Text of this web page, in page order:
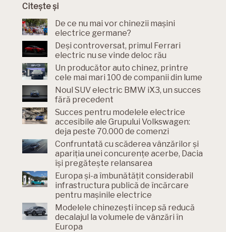
Citește și
De ce nu mai vor chinezii mașini
electrice germane?
Deși controversat, primul Ferrari
electric nu se vinde deloc rău
Un producător auto chinez, printre
cele mai mari 100 de companii din lume
Noul SUV electric BMW iX3, un succes
fără precedent
Succes pentru modelele electrice
accesibile ale Grupului Volkswagen:
deja peste 70.000 de comenzi
Confruntată cu scăderea vânzărilor și
apariția unei concurențe acerbe, Dacia
își pregătește relansarea
Europa și-a îmbunătățit considerabil
infrastructura publică de încărcare
pentru mașinile electrice
Modelele chinezești încep să reducă
decalajul la volumele de vânzări în
Europa